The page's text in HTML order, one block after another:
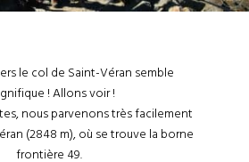
le col de Saint-Véran semble
! Allons voir !
nous parvenons très facilement
(2848 m), où se trouve la borne
frontière 49.